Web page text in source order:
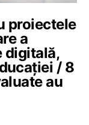
proiectele
a
digitală,
/ 8
au